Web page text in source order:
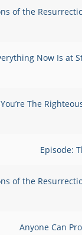
You’re The